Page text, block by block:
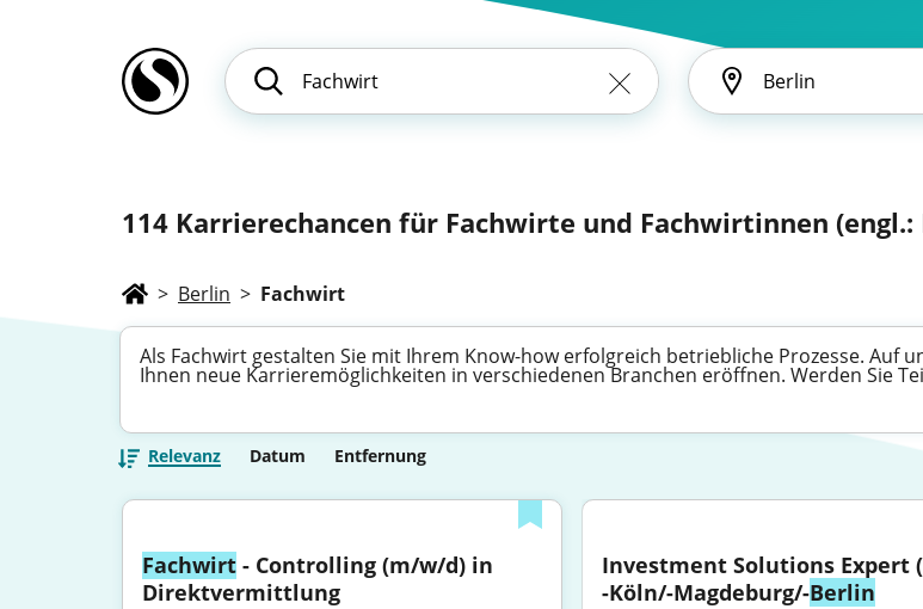
114 Karrierechancen für Fachwirte und Fachwirtinnen
> Berlin > Fachwirt
Als Fachwirt gestalten Sie mit Ihrem Know-how erfolgreich betriebliche Prozesse. Auf
Ihnen neue Karrieremöglichkeiten in verschiedenen Branchen eröffnen. Werden Sie
Relevanz Datum Entfernung
Fachwirt - Controlling (m/w/d) in
Direktvermittlung
Investment Solutions Expert
-Köln/-Magdeburg/-Berlin